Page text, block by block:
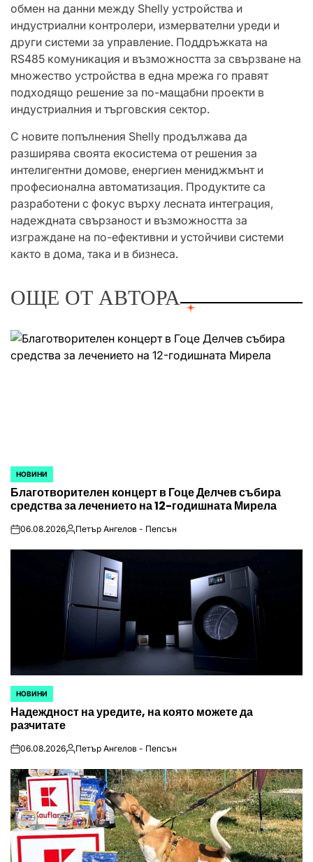
обмен на данни между Shelly устройства и
индустриални контролери, измервателни уреди и
други системи за управление. Поддръжката на
RS485 комуникация и възможността за свързване на
множество устройства в една мрежа го правят
подходящо решение за по-мащабни проекти в
индустриалния и търговския сектор.
С новите попълнения Shelly продължава да
разширява своята екосистема от решения за
интелигентни домове, енергиен мениджмънт и
професионална автоматизация. Продуктите са
разработени с фокус върху лесната интеграция,
надеждната свързаност и възможността за
изграждане на по-ефективни и устойчиви системи
както в дома, така и в бизнеса.
ОЩЕ ОТ АВТОРА
POSTED
IN
НОВИНИ
Благотворителен концерт в Гоце Делчев събира
средства за лечението на 12-годишната Мирела
on06.08.2026PostedПетър Ангелов - Пепсън
POSTED
IN
НОВИНИ
Надеждност на уредите, на която можете да
разчитате
on06.08.2026PostedПетър Ангелов - Пепсън